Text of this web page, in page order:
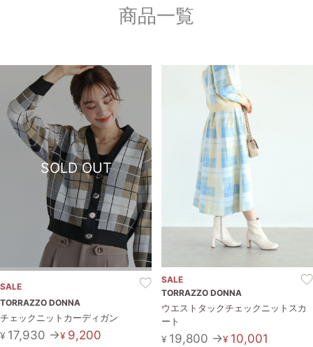
ブランド一覧
店舗検索
サイズガイド
ご利用ガイド/ヘルプ
お問い合わせ
商品一覧
SOLD OUT
SALE
TORRAZZO DONNA
チェックニットカーディガン
¥17,930 →¥9,200
SALE
TORRAZZO DONNA
ウエストタックチェックニットスカ
ート
¥19,800 →¥10,001